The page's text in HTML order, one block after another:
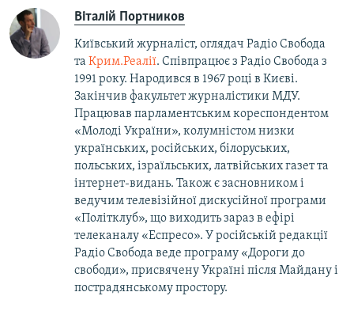
Віталій Портников
Київський журналіст, оглядач Радіо Свобода
та Крим.Реалії. Співпрацює з Радіо Свобода з
1991 року. Народився в 1967 році в Києві.
Закінчив факультет журналістики МДУ.
Працював парламентським кореспондентом
«Молоді України», колумністом низки
українських, російських, білоруських,
польських, ізраїльських, латвійських газет та
інтернет-видань. Також є засновником і
ведучим телевізійної дискусійної програми
«Політклуб», що виходить зараз в ефірі
телеканалу «Еспресо». У російській редакції
Радіо Свобода веде програму «Дороги до
свободи», присвячену Україні після Майдану і
пострадянському простору.